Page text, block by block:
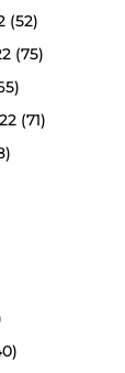
(52)
(75)
(71)